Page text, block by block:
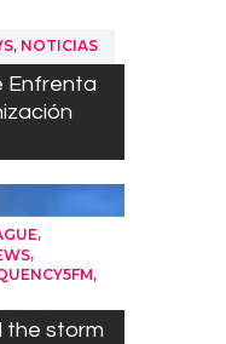
, NOTICIAS
Enfrenta
,
,
,
the storm